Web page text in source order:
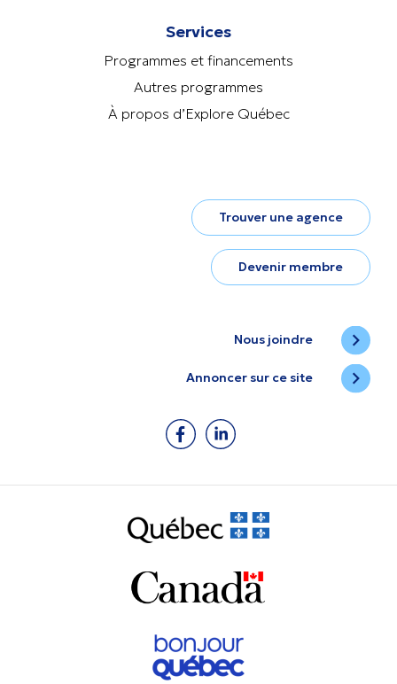
Services
Programmes et financements
Autres programmes
À propos d’Explore Québec
Trouver une agence
Devenir membre
Nous joindre
Annoncer sur ce site